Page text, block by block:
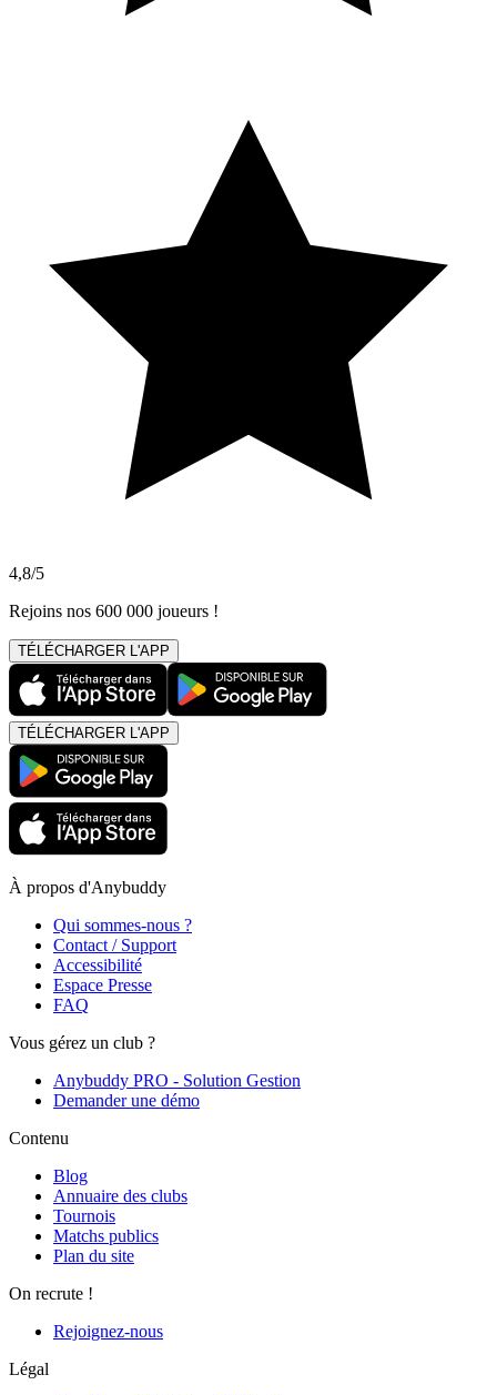
4,8/5
Rejoins nos 600 000 joueurs !
TÉLÉCHARGER L'APP
TÉLÉCHARGER L'APP
À propos d'Anybuddy
Qui sommes-nous ?
Contact / Support
Accessibilité
Espace Presse
FAQ
Vous gérez un club ?
Anybuddy PRO - Solution Gestion
Demander une démo
Contenu
Blog
Annuaire des clubs
Tournois
Matchs publics
Plan du site
On recrute !
Rejoignez-nous
Légal